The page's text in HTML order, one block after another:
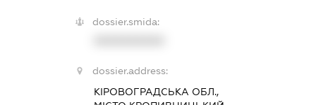
dossier.smida:
dossier.address:
КІРОВОГРАДСЬКА ОБЛ.,